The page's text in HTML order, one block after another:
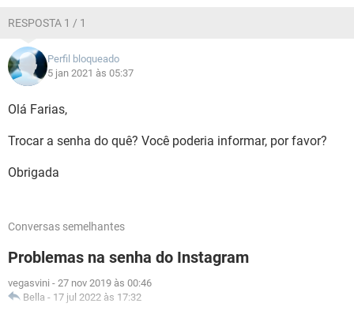
RESPOSTA 1 / 1
Perfil bloqueado
5 jan 2021 às 05:37
Olá Farias,
Trocar a senha do quê? Você poderia informar, por favor?
Obrigada
Conversas semelhantes
Problemas na senha do Instagram
vegasvini - 27 nov 2019 às 00:46
Bella - 17 jul 2022 às 17:32